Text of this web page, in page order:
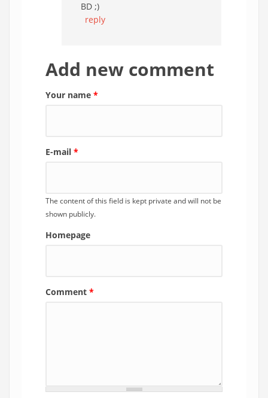
BD ;)
reply
Add new comment
Your name *
E-mail *
The content of this field is kept private and will not be
shown publicly.
Homepage
Comment *